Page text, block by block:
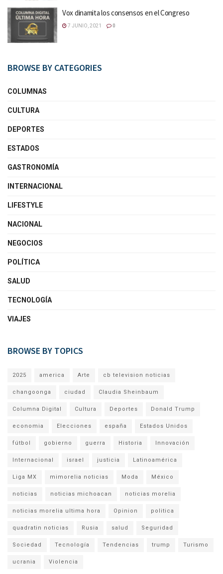
Vox dinamita los consensos en el Congreso
7 JUNIO, 2021 0
BROWSE BY CATEGORIES
COLUMNAS
CULTURA
DEPORTES
ESTADOS
GASTRONOMÍA
INTERNACIONAL
LIFESTYLE
NACIONAL
NEGOCIOS
POLÍTICA
SALUD
TECNOLOGÍA
VIAJES
BROWSE BY TOPICS
2025 america Arte cb television noticias
changoonga ciudad Claudia Sheinbaum
Columna Digital Cultura Deportes Donald Trump
economia Elecciones españa Estados Unidos
fútbol gobierno guerra Historia Innovación
Internacional israel justicia Latinoamérica
Liga MX mimorelia noticias Moda México
noticias noticias michoacan noticias morelia
noticias morelia ultima hora Opinion politica
quadratin noticias Rusia salud Seguridad
Sociedad Tecnología Tendencias trump Turismo
ucrania Violencia